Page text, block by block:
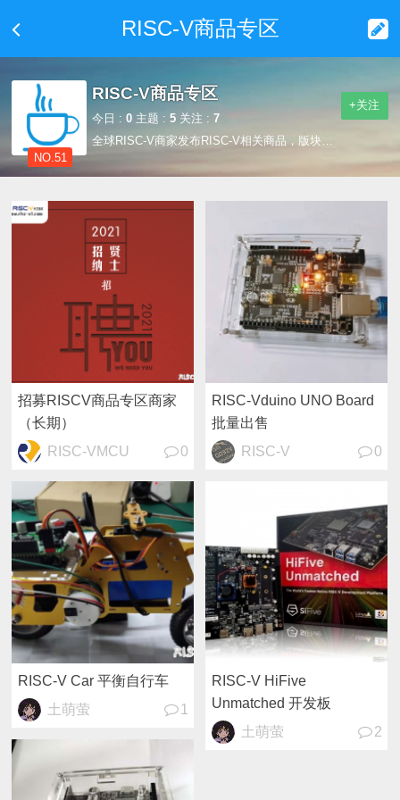
RISC-V商品专区
NO.51
+关注
RISC-V商品专区
今日 :0 主题 :5 关注 :7
全球RISC-V商家发布RISC-V相关商品，版块发布请联系：business@RISC-V1.com
招募RISCV商品专区商家
（长期）
RISC-VMCU
0
RISC-Vduino UNO Board
批量出售
RISC-V
0
RISC-V Car 平衡自行车
土萌萤
1
RISC-V HiFive
Unmatched 开发板
土萌萤
2